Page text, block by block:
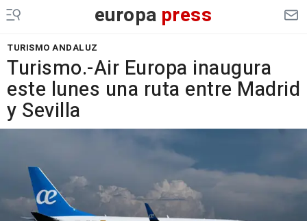
europa press
TURISMO ANDALUZ
Turismo.-Air Europa inaugura
este lunes una ruta entre Madrid
y Sevilla